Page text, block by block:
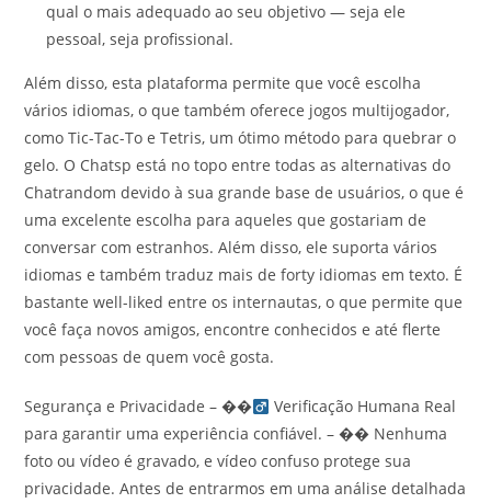
qual o mais adequado ao seu objetivo — seja ele
pessoal, seja profissional.
Além disso, esta plataforma permite que você escolha
vários idiomas, o que também oferece jogos multijogador,
como Tic-Tac-To e Tetris, um ótimo método para quebrar o
gelo. O Chatsp está no topo entre todas as alternativas do
Chatrandom devido à sua grande base de usuários, o que é
uma excelente escolha para aqueles que gostariam de
conversar com estranhos. Além disso, ele suporta vários
idiomas e também traduz mais de forty idiomas em texto. É
bastante well-liked entre os internautas, o que permite que
você faça novos amigos, encontre conhecidos e até flerte
com pessoas de quem você gosta.
Segurança e Privacidade – ��‍
Verificação Humana Real
para garantir uma experiência confiável. – �� Nenhuma
foto ou vídeo é gravado, e vídeo confuso protege sua
privacidade. Antes de entrarmos em uma análise detalhada